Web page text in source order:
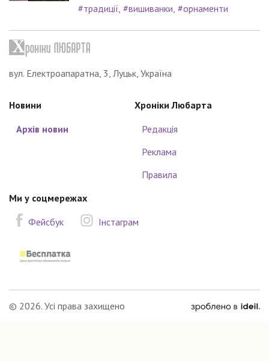
#традиції #вишиванки #орнаменти
вул. Електроапаратна, 3, Луцьк, Україна
Новини
Архів новин
Хроніки Любарта
Редакція
Реклама
Правила
Ми у соцмережах
Фейсбук
Інстаграм
© 2026. Усі права захищено
зроблено